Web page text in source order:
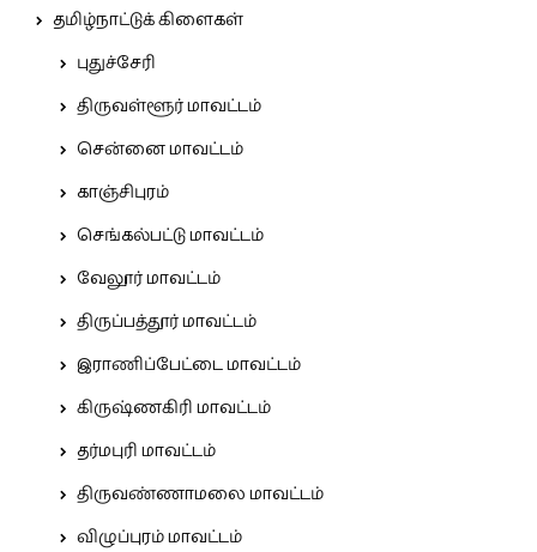
தமிழ்நாட்டுக் கிளைகள்
புதுச்சேரி
திருவள்ளூர் மாவட்டம்
சென்னை மாவட்டம்
காஞ்சிபுரம்
செங்கல்பட்டு மாவட்டம்
வேலூர் மாவட்டம்
திருப்பத்தூர் மாவட்டம்
இராணிப்பேட்டை மாவட்டம்
கிருஷ்ணகிரி மாவட்டம்
தர்மபுரி மாவட்டம்
திருவண்ணாமலை மாவட்டம்
விழுப்புரம் மாவட்டம்